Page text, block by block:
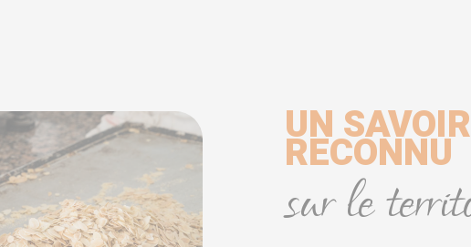
UN
RECONNU
sur le